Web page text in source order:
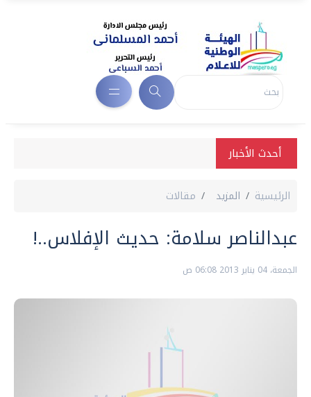
أحدث الأخبار
الرئيسية المزيد مقالات
عبدالناصر سلامة: حديث الإفلاس‏..!‏
الجمعة، 04 يناير 2013 06:08 ص